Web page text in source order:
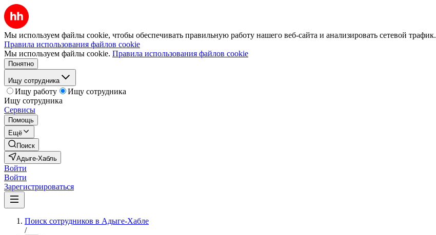
Мы используем файлы cookie, чтобы обеспечивать правильную работу нашего веб-сайта и анализировать сетевой трафик.
Правила использования файлов cookie
Мы используем файлы cookie. Правила использования файлов cookie
Понятно
Ищу сотрудника
Ищу работу
Ищу сотрудника
Ищу сотрудника
Сервисы
Помощь
Ещё
Поиск
Адыге-Хабль
Войти
Войти
Зарегистрироваться
Поиск сотрудников в Адыге-Хабле
/